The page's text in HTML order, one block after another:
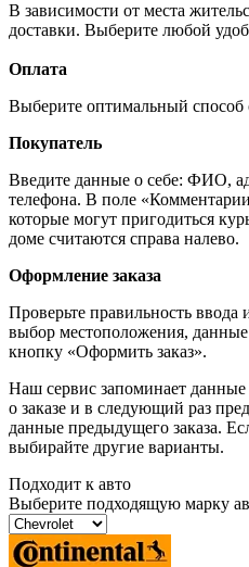
В зависимости от места
доставки. Выберите любой
Оплата
Выберите оптимальный способ
Покупатель
Введите данные о себе: ФИО,
телефона. В поле «Комментарии
которые могут пригодиться
доме считаются справа налево.
Оформление заказа
Проверьте правильность
выбор местоположения,
кнопку «Оформить заказ».
Наш сервис запоминает
о заказе и в следующий раз
данные предыдущего заказа.
выбирайте другие варианты.
Подходит к авто
Выберите подходящую марку